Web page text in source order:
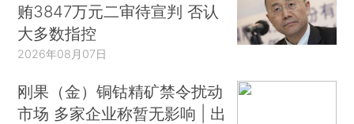
贿3847万元二审待宣判 否认
大多数指控
2026年08月07日
刚果（金）铜钴精矿禁令扰动
市场 多家企业称暂无影响 | 出